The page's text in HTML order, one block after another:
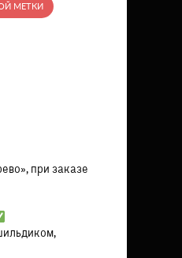
при заказе
МЕТКИ